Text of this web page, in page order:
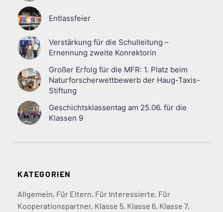
Entlassfeier
Verstärkung für die Schulleitung –
Ernennung zweite Konrektorin
Großer Erfolg für die MFR: 1. Platz beim
Naturforscherwettbewerb der Haug-Taxis-
Stiftung
Geschichtsklassentag am 25.06. für die
Klassen 9
KATEGORIEN
Allgemein, Für Eltern, Für Interessierte, Für
Kooperationspartner, Klasse 5, Klasse 6, Klasse 7,